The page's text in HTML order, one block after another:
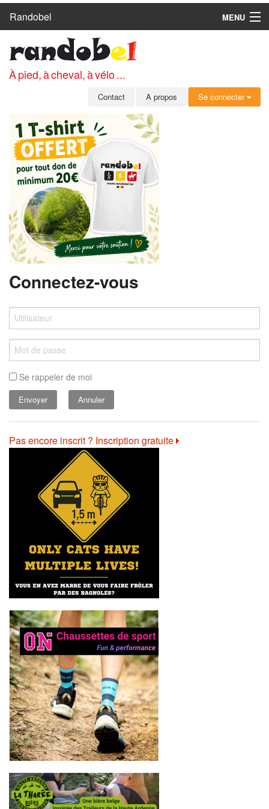
Randobel
MENU
CIRCUITS
CLUBS
MEMBRES
SE CONNECTER
INSCRIPTION GRATUITE
MOT DE PASSE OUBLIÉ
À pied, à cheval, à vélo ...
Contact A propos Se connecter
Connectez-vous
Se rappeler de moi
Annuler
Pas encore inscrit ? Inscription gratuite